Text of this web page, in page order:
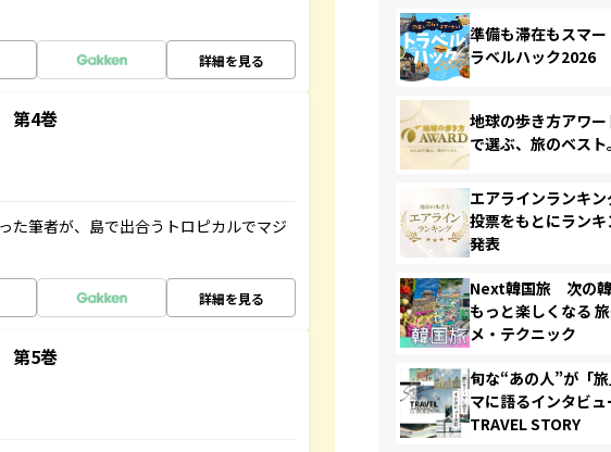
詳細を見る
第4巻
た筆者が、島で出合うトロピカルでマジ
詳細を見る
第5巻
準備も滞在もスマ
ラベルハック2026
地球の歩き方アワ
で選ぶ、旅のベスト。
エアラインランキ
投票をもとにラン
発表
Next韓国旅 次の
もっと楽しくなる
メ・テクニック
旬な“あの人”が「
マに語るインタビュ
TRAVEL STORY